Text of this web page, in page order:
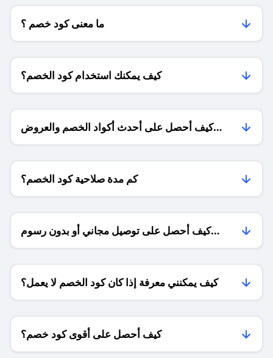
ما معنى كود خصم ؟
كيف يمكنك استخدام كود الخصم؟
كيف أحصل على أحدث أكواد الخصم والعروض
للمتاجر؟
كم مدة صلاحية كود الخصم؟
كيف أحصل على توصيل مجاني أو بدون رسوم
الشحن ؟
كيف يمكنني معرفة إذا كان كود الخصم لا يعمل؟
كيف أحصل على أقوى كود خصم؟